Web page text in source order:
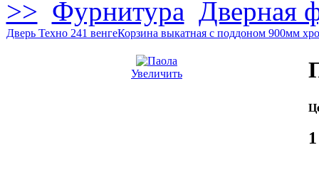
>> Фурнитура Дверная
Дверь Техно 241 венгеКорзина выкатная с поддоном 900мм
Увеличить